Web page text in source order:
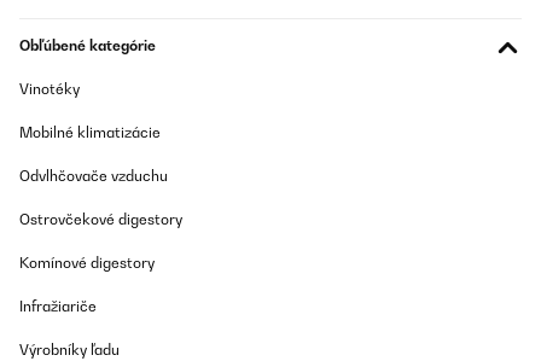
Obľúbené kategórie
Vinotéky
Mobilné klimatizácie
Odvlhčovače vzduchu
Ostrovčekové digestory
Komínové digestory
Infražiariče
Výrobníky ľadu